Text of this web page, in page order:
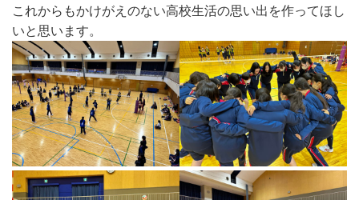
これからもかけがえのない高校生活の思い出を作ってほし
いと思います。